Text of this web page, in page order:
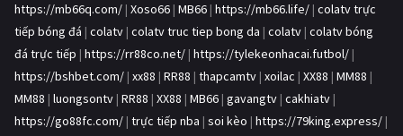
https://mb66q.com/ | Xoso66 | MB66 | https://mb66.life/ | colatv trực
tiếp bóng đá | colatv | colatv truc tiep bong da | colatv | colatv bóng
đá trực tiếp | https://rr88co.net/ | https://tylekeonhacai.futbol/ |
https://bshbet.com/ | xx88 | RR88 | thapcamtv | xoilac | XX88 | MM88 |
MM88 | luongsontv | RR88 | XX88 | MB66 | gavangtv | cakhiatv |
https://go88fc.com/ | trực tiếp nba | soi kèo | https://79king.express/ |